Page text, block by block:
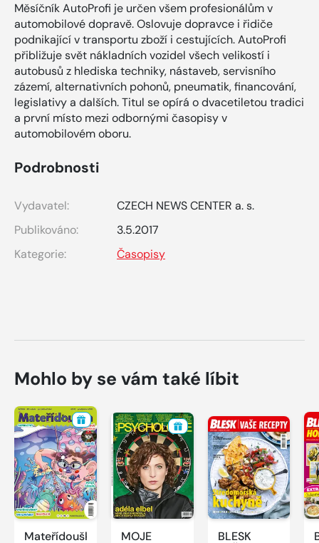
Měsíčník AutoProfi je určen všem profesionálům v
automobilové dopravě. Oslovuje dopravce i řidiče
podnikající v transportu zboží i cestujících. AutoProfi
přibližuje svět nákladních vozidel všech velikostí i
autobusů z hlediska techniky, nástaveb, servisního
zázemí, alternativních pohonů, pneumatik, financování,
legislativy a dalších. Titul se opírá o dvacetiletou tradici
a první místo mezi odbornými časopisy v
automobilovém oboru.
Podrobnosti
Vydavatel:
CZECH NEWS CENTER a. s.
Publikováno:
3.5.2017
Kategorie:
Časopisy
Mohlo by se vám také líbit
Mateřídouška
MOJE
BLESK